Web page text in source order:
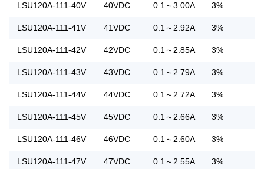
LSU120A-111-40V 40VDC 0.1～3.00A 3%
LSU120A-111-41V 41VDC 0.1～2.92A 3%
LSU120A-111-42V 42VDC 0.1～2.85A 3%
LSU120A-111-43V 43VDC 0.1～2.79A 3%
LSU120A-111-44V 44VDC 0.1～2.72A 3%
LSU120A-111-45V 45VDC 0.1～2.66A 3%
LSU120A-111-46V 46VDC 0.1～2.60A 3%
LSU120A-111-47V 47VDC 0.1～2.55A 3%